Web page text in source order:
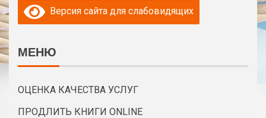
Версия сайта для слабовидящих
МЕНЮ
ОЦЕНКА КАЧЕСТВА УСЛУГ
ПРОДЛИТЬ КНИГИ ONLINE